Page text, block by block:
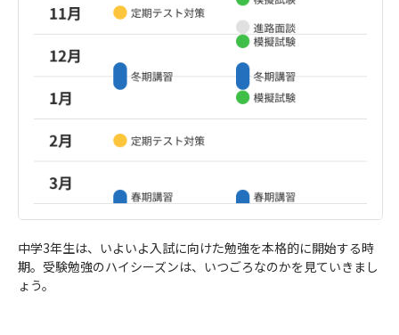
中学3年生は、いよいよ入試に向けた勉強を本格的に開始する時
期。受験勉強のハイシーズンは、いつごろなのかを見ていきまし
ょう。